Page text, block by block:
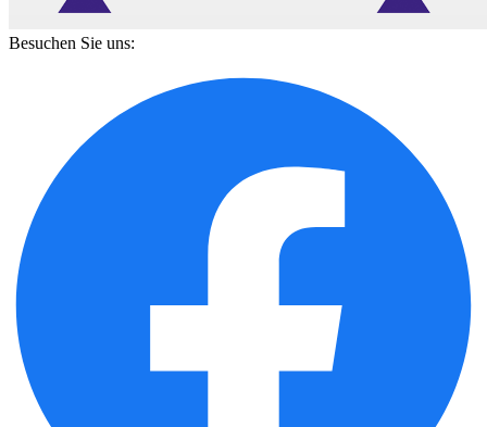
Besuchen Sie uns: